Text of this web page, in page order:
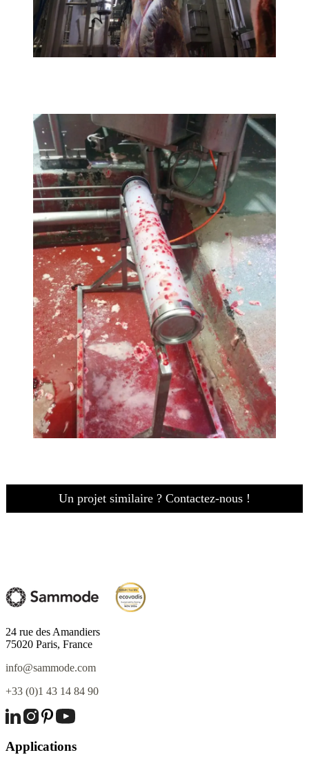
Un projet similaire ? Contactez-nous !
24 rue des Amandiers
75020 Paris, France
info@sammode.com
+33 (0)1 43 14 84 90
Applications